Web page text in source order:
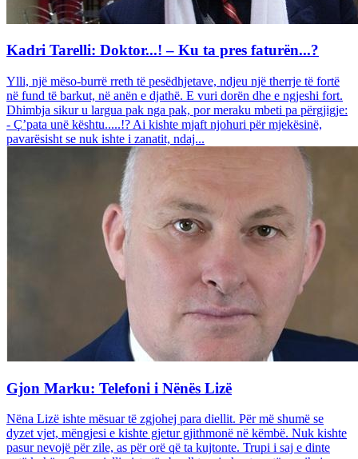
Kadri Tarelli: Doktor...! – Ku ta pres faturën...?
Ylli, një mëso-burrë rreth të pesëdhjetave, ndjeu një therrje të fortë
në fund të barkut, në anën e djathë. E vuri dorën dhe e ngjeshi fort.
Dhimbja sikur u largua pak nga pak, por meraku mbeti pa përgjigje:
- Ç’pata unë kështu.....!? Ai kishte mjaft njohuri për mjekësinë,
pavarësisht se nuk ishte i zanatit, ndaj...
Gjon Marku: Telefoni i Nënës Lizë
Nëna Lizë ishte mësuar të zgjohej para diellit. Për më shumë se
dyzet vjet, mëngjesi e kishte gjetur gjithmonë në këmbë. Nuk kishte
pasur nevojë për zile, as për orë që ta kujtonte. Trupi i saj e dinte